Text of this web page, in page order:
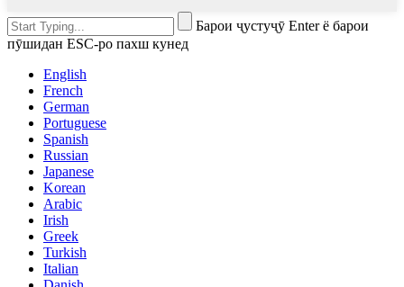
Барои ҷустуҷӯ Enter ё барои
пӯшидан ESC-ро пахш кунед
English
French
German
Portuguese
Spanish
Russian
Japanese
Korean
Arabic
Irish
Greek
Turkish
Italian